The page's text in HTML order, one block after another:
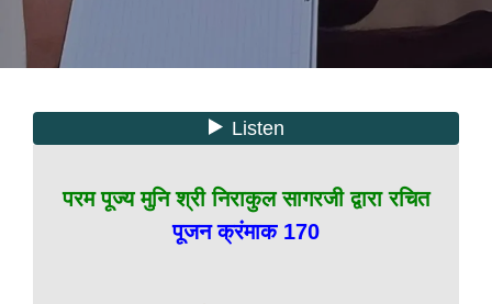
परम पूज्य मुनि श्री निराकुल सागरजी द्वारा रचित
पूजन क्रंमाक 170